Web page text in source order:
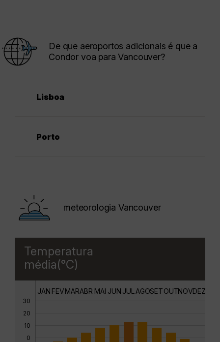
De que aeroportos adicionais é que a
Condor voa para Vancouver?
Lisboa
Porto
meteorologia Vancouver
Temperatura
média(°C)
30
20
10
0
JAN FEVMARABR MAI JUN JUL AGOSETOUTNOVDEZ